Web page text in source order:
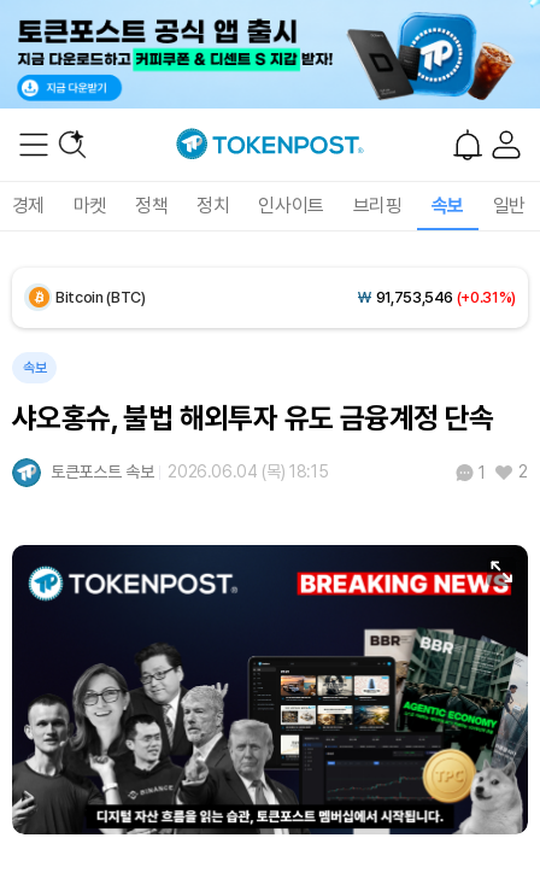
경제 마켓 정책 정치 인사이트 브리핑 속보 일반
Solana (SOL) ₩107,793(+1.49%)
Bitcoin (BTC) ₩ 91,753,546 (+0.31%)
속보
샤오홍슈, 불법 해외투자 유도 금융계정 단속
토큰포스트 속보 2026.06.04 (목) 18:15 1 2